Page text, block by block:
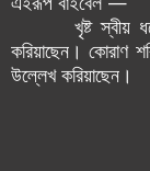
খৃষ্ট স্বীয় ধর্মের
করিয়াছেন।কোরাণ
উল্লেখ করিয়াছেন।